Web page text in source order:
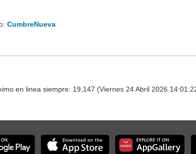
CumbreNueva
en linea siempre: 19,147 (Viernes 24 Abril 2026